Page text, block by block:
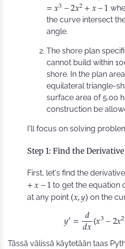
= 𝑥3 −2𝑥2 +𝑥−1
the curve intersect
angle.
The shore plan
cannot build within
shore. In the plan
equilateral triangle-
surface area of 5.00
construction be
I'll focus on solving
Step 1: Find the Derivative
First, let's find the
+𝑥−1 to get the equation
at any point (𝑥,𝑦) on the
𝑦′ = 𝑑
𝑑𝑥(𝑥3 −2𝑥2
Tässä välissä käytetään taas